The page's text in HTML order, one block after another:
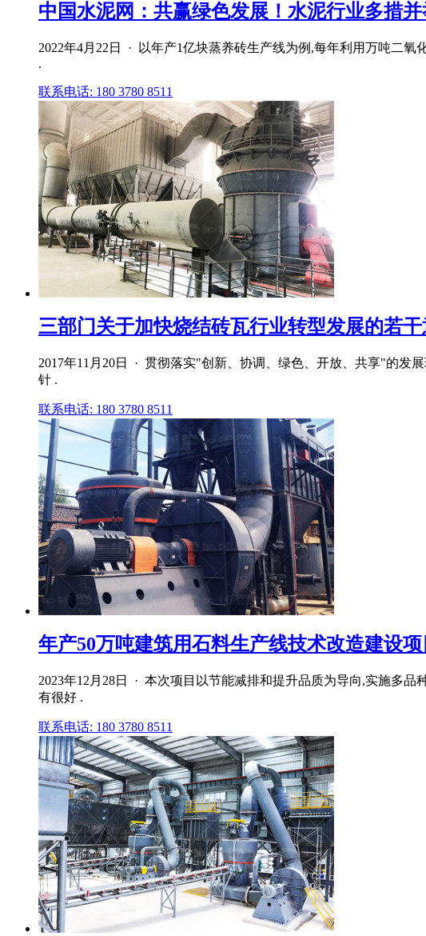
中国水泥网：共赢绿色发展！水泥行业多措
2022年4月22日 · 以年产1亿块蒸养砖生产线为例,每年利用万吨二
.
联系电话: 180 3780 8511
三部门关于加快烧结砖瓦行业转型发展的若
2017年11月20日 · 贯彻落实"创新、协调、绿色、开放、共享"的发
针 .
联系电话: 180 3780 8511
年产50万吨建筑用石料生产线技术改造建设
2023年12月28日 · 本次项目以节能减排和提升品质为导向,实施多
有很好 .
联系电话: 180 3780 8511